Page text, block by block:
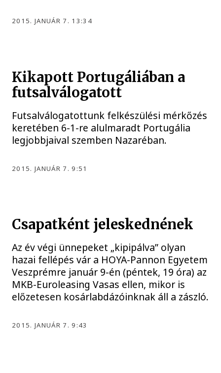
2015. JANUÁR 7. 13:34
Kikapott Portugáliában a
futsalválogatott
Futsalválogatottunk felkészülési mérkőzés
keretében 6-1-re alulmaradt Portugália
legjobbjaival szemben Nazaréban.
2015. JANUÁR 7. 9:51
Csapatként jeleskednének
Az év végi ünnepeket „kipipálva” olyan
hazai fellépés vár a HOYA-Pannon Egyetem
Veszprémre január 9-én (péntek, 19 óra) az
MKB-Euroleasing Vasas ellen, mikor is
előzetesen kosárlabdázóinknak áll a zászló.
2015. JANUÁR 7. 9:43